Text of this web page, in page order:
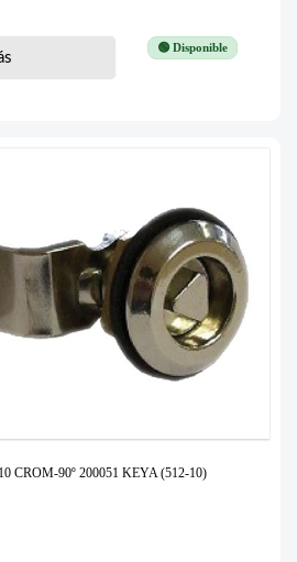
🟢 Disponible
CROM-90º 200051 KEYA (512-10)